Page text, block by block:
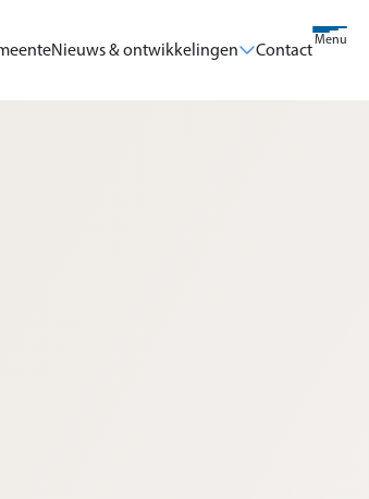
Nieuws & ontwikkelingen ContactMenu